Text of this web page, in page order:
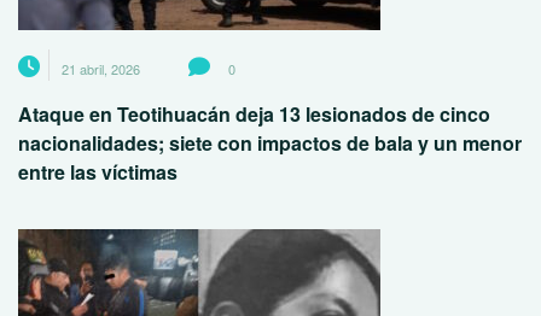
21 abril, 2026 0
Ataque en Teotihuacán deja 13 lesionados de cinco
nacionalidades; siete con impactos de bala y un menor
entre las víctimas